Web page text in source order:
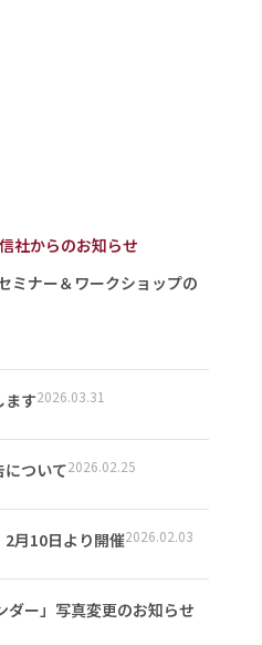
社からのお知らせ
ナー＆ワークショップの
ます2026.03.31
について2026.02.25
月10日より開催2026.02.03
ダー」写真変更のお知らせ